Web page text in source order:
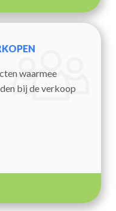
waarmee
bij de verkoop